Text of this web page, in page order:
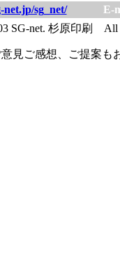
sg_net/E-
SG-net. 杉原印刷 All
見ご感想、ご提案も